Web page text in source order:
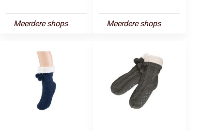
Meerdere shops Meerdere shops